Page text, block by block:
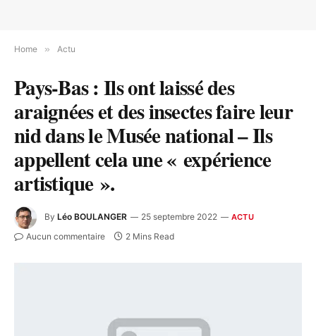
Home » Actu
Pays-Bas : Ils ont laissé des
araignées et des insectes faire leur
nid dans le Musée national – Ils
appellent cela une « expérience
artistique ».
By Léo BOULANGER 25 septembre 2022 ACTU
Aucun commentaire 2 Mins Read